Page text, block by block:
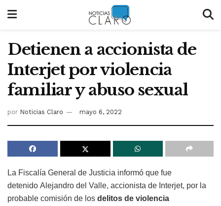
Detienen a accionista de
Interjet por violencia
familiar y abuso sexual
por Noticias Claro mayo 6, 2022
La Fiscalía General de Justicia informó que fue
detenido Alejandro del Valle, accionista de Interjet, por la
probable comisión de los delitos de violencia